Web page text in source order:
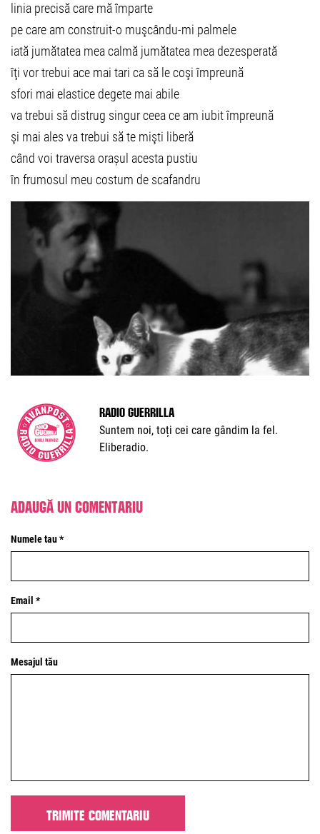
linia precisă care mă împarte
pe care am construit-o muşcându-mi palmele
iată jumătatea mea calmă jumătatea mea dezesperată
îţi vor trebui ace mai tari ca să le coşi împreună
sfori mai elastice degete mai abile
va trebui să distrug singur ceea ce am iubit împreună
şi mai ales va trebui să te mişti liberă
când voi traversa orașul acesta pustiu
în frumosul meu costum de scafandru
Radio Guerrilla
Suntem noi, toți cei care gândim la fel.
Eliberadio.
Adaugă un comentariu
Numele tau *
Email *
Mesajul tău